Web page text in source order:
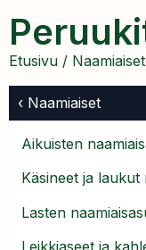
Etusivu / Naamiaiset
‹ Naamiaiset
Aikuisten
Käsineet ja laukut
Lasten